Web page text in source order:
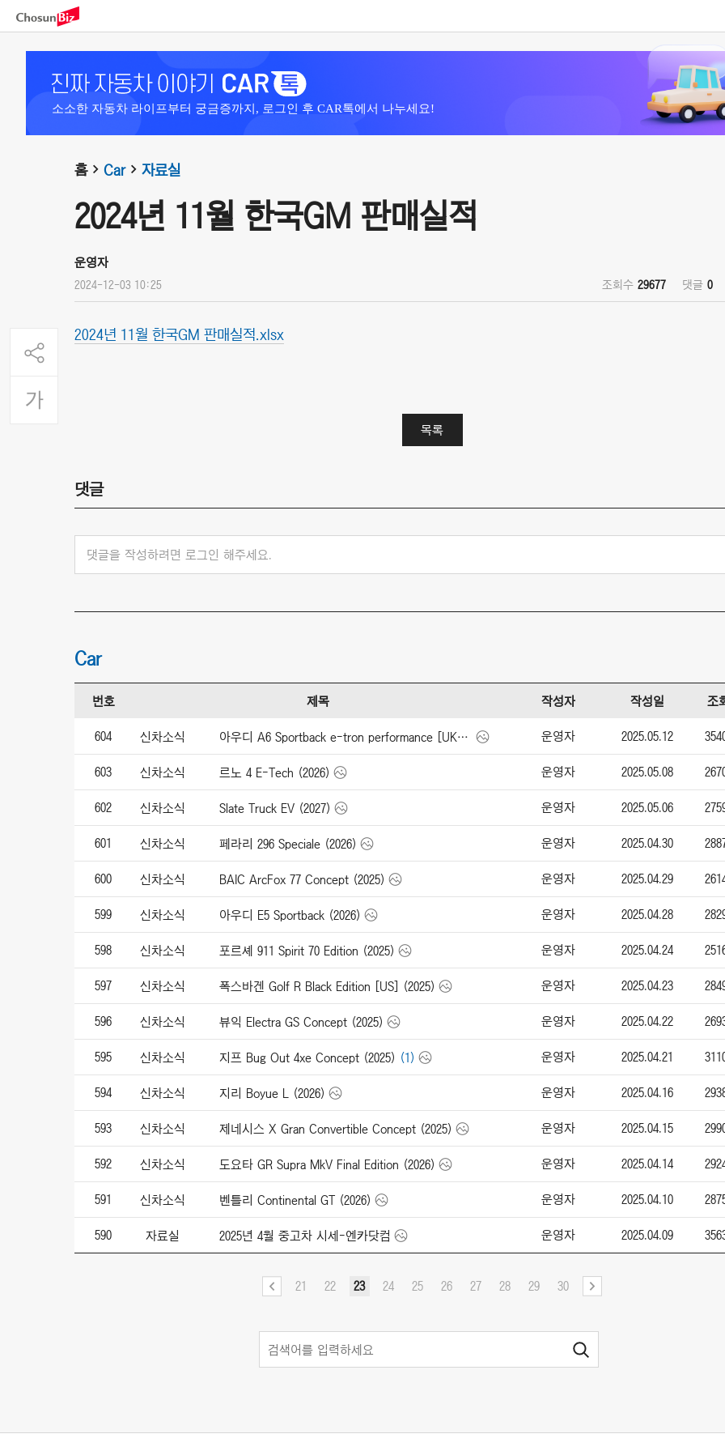
소소한 자동차 라이프부터 궁금증까지, 로그인 후 CAR톡에서 나누세요!
홈 Car 자료실
2024년 11월 한국GM 판매실적
운영자
2024-12-03 10:25 조회수 29677 댓글 0
2024년 11월 한국GM 판매실적.xlsx
목록
댓글
댓글을 작성하려면 로그인 해주세요.
Car
번호 제목 작성자 작성일 조
604 신차소식 아우디 A6 Sportback e-tron performance [UK] (2025) 운영자 2025.05.12
603 신차소식 르노 4 E-Tech (2026) 운영자 2025.05.08
602 신차소식 Slate Truck EV (2027) 운영자 2025.05.06
601 신차소식 페라리 296 Speciale (2026) 운영자 2025.04.30
600 신차소식 BAIC ArcFox 77 Concept (2025) 운영자 2025.04.29
599 신차소식 아우디 E5 Sportback (2026) 운영자 2025.04.28
598 신차소식 포르셰 911 Spirit 70 Edition (2025) 운영자 2025.04.24
597 신차소식 폭스바겐 Golf R Black Edition [US] (2025) 운영자 2025.04.23
596 신차소식 뷰익 Electra GS Concept (2025) 운영자 2025.04.22
595 신차소식 지프 Bug Out 4xe Concept (2025) (1) 운영자 2025.04.21
594 신차소식 지리 Boyue L (2026) 운영자 2025.04.16
593 신차소식 제네시스 X Gran Convertible Concept (2025) 운영자 2025.04.15
592 신차소식 도요타 GR Supra MkV Final Edition (2026) 운영자 2025.04.14
591 신차소식 벤틀리 Continental GT (2026) 운영자 2025.04.10
590 자료실 2025년 4월 중고차 시세-엔카닷컴 운영자 2025.04.09
21 22 23 24 25 26 27 28 29 30